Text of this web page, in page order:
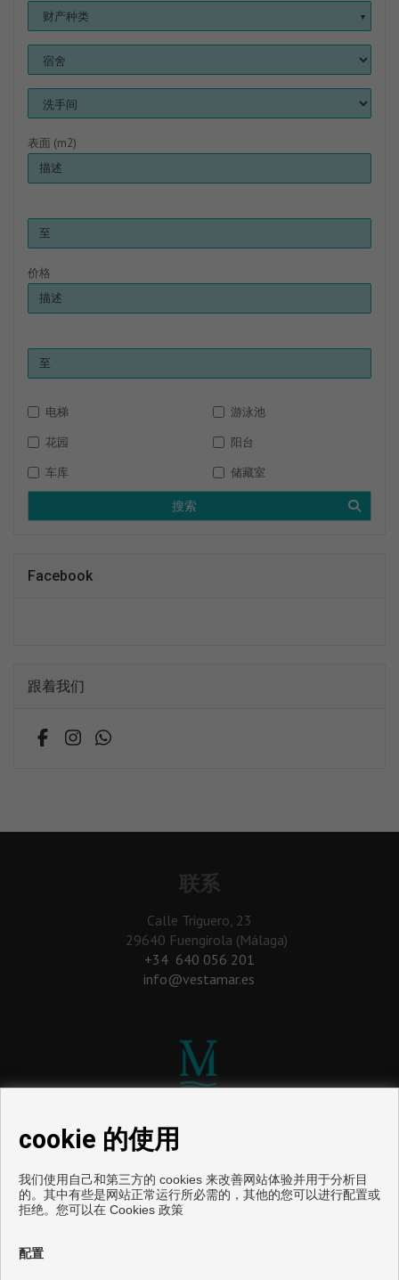
财产种类 ▼
表面 (m2)
价格
电梯
游泳池
花园
阳台
车库
储藏室
搜索
Facebook
跟着我们
联系
Calle Triguero, 23
29640 Fuengirola (Málaga)
‎+34 640 056 201
info@vestamar.es
cookie 的使用
我们使用自己和第三方的 cookies 来改善网站体验并用于分析目
的。其中有些是网站正常运行所必需的，其他的您可以进行配置或
拒绝。您可以在 Cookies 政策
配置